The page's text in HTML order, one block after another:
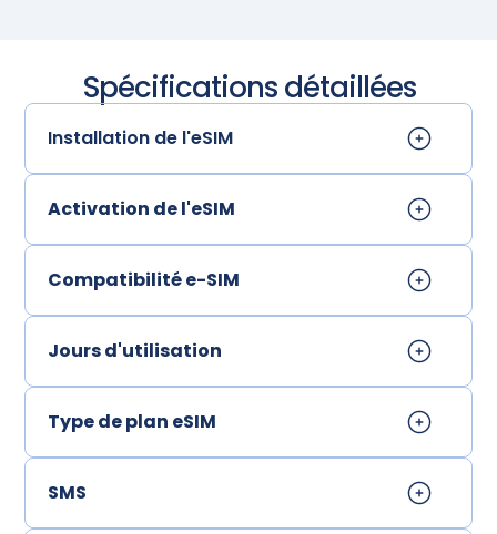
Spécifications détaillées
Installation de l'eSIM
Activation de l'eSIM
Compatibilité e-SIM
Jours d'utilisation
Type de plan eSIM
SMS